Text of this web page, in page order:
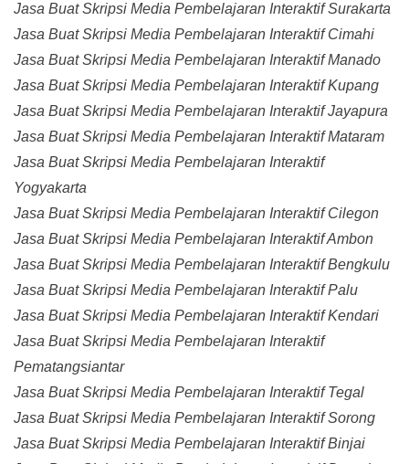
Jasa Buat Skripsi Media Pembelajaran Interaktif Surakarta
Jasa Buat Skripsi Media Pembelajaran Interaktif Cimahi
Jasa Buat Skripsi Media Pembelajaran Interaktif Manado
Jasa Buat Skripsi Media Pembelajaran Interaktif Kupang
Jasa Buat Skripsi Media Pembelajaran Interaktif Jayapura
Jasa Buat Skripsi Media Pembelajaran Interaktif Mataram
Jasa Buat Skripsi Media Pembelajaran Interaktif
Yogyakarta
Jasa Buat Skripsi Media Pembelajaran Interaktif Cilegon
Jasa Buat Skripsi Media Pembelajaran Interaktif Ambon
Jasa Buat Skripsi Media Pembelajaran Interaktif Bengkulu
Jasa Buat Skripsi Media Pembelajaran Interaktif Palu
Jasa Buat Skripsi Media Pembelajaran Interaktif Kendari
Jasa Buat Skripsi Media Pembelajaran Interaktif
Pematangsiantar
Jasa Buat Skripsi Media Pembelajaran Interaktif Tegal
Jasa Buat Skripsi Media Pembelajaran Interaktif Sorong
Jasa Buat Skripsi Media Pembelajaran Interaktif Binjai